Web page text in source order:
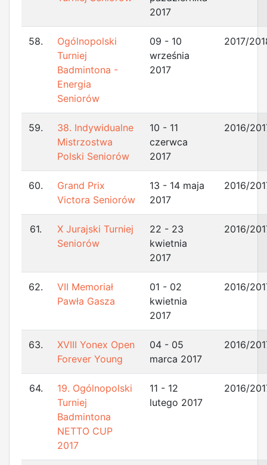
2017
58.
Ogólnopolski
Turniej
Badmintona -
Energia
Seniorów
09 - 10
września
2017
2017/
59.
38. Indywidualne
Mistrzostwa
Polski Seniorów
10 - 11
czerwca
2017
2016/
60.
Grand Prix
Victora Seniorów
13 - 14 maja
2017
2016/
61.
X Jurajski Turniej
Seniorów
22 - 23
kwietnia
2017
2016/
62.
VII Memoriał
Pawła Gasza
01 - 02
kwietnia
2017
2016/
63.
XVIII Yonex Open
Forever Young
04 - 05
marca 2017
2016/
64.
19. Ogólnopolski
Turniej
Badmintona
NETTO CUP
2017
11 - 12
lutego 2017
2016/